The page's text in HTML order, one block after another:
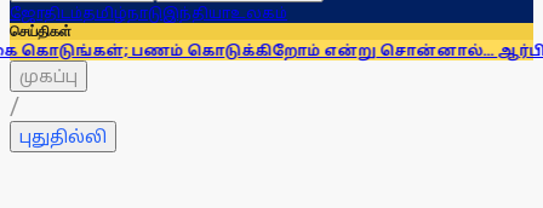
ஜோதிடம்தமிழ்நாடுஇந்தியாஉலகம்
செய்திகள்
பணம் கொடுக்கிறோம் என்று சொன்னால்... ஆர்பிஐ
முகப்பு
/
புதுதில்லி